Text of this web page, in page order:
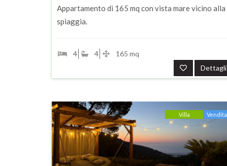
Appartamento di 165 mq con vista mare vicino alla
spiaggia.
4 4
165 mq
Dettagli
Vendita
Villa